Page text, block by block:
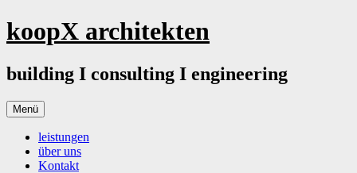
Springe
zum
koopX architekten
building I consulting I engineering
Menü
leistungen
über uns
Kontakt